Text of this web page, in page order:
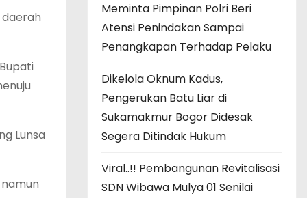
Lunsa
Meminta Pimpinan Polri Beri
Atensi Penindakan Sampai
Penangkapan Terhadap Pelaku
Dikelola Oknum Kadus,
Pengerukan Batu Liar di
Sukamakmur Bogor Didesak
Segera Ditindak Hukum
Viral..!! Pembangunan Revitalisasi
SDN Wibawa Mulya 01 Senilai